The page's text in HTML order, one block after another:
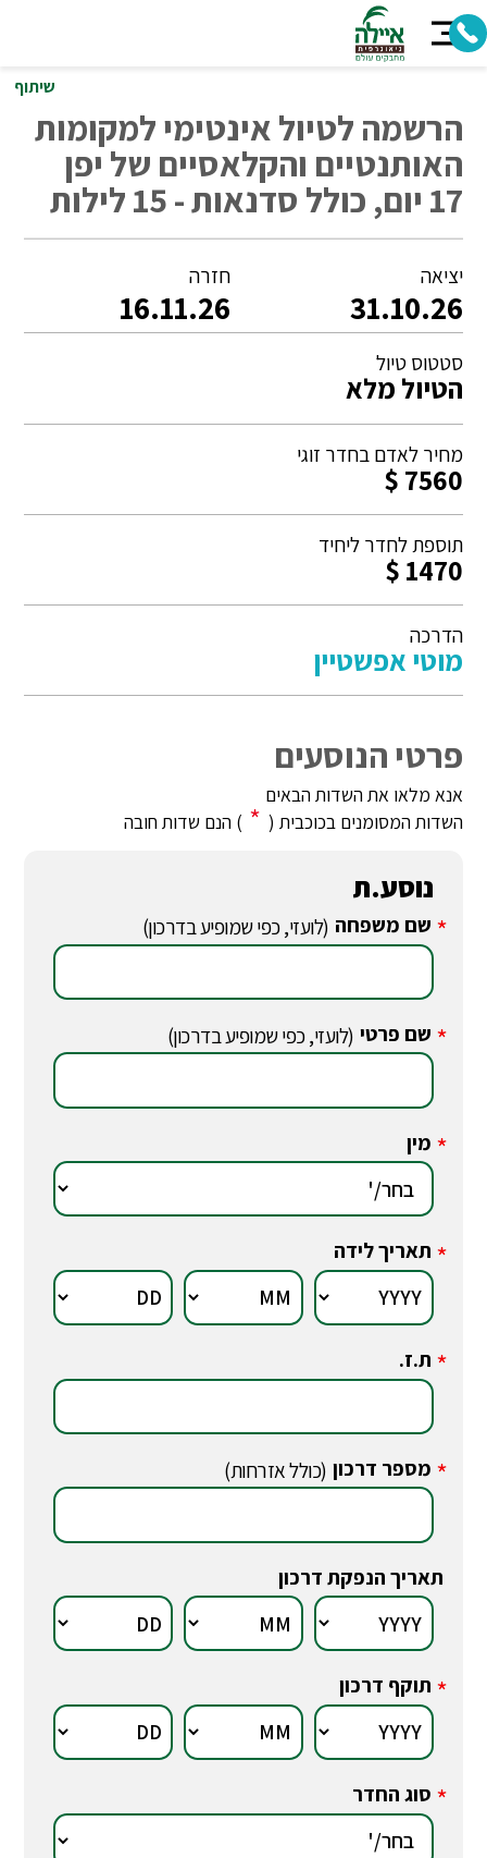
שיתוף
הרשמה לטיול אינטימי למקומות
האותנטיים והקלאסיים של יפן
17 יום, כולל סדנאות - 15 לילות
יציאה
31.10.26
חזרה
16.11.26
סטטוס טיול
הטיול מלא
מחיר לאדם בחדר זוגי
7560 $
תוספת לחדר ליחיד
1470 $
הדרכה
מוטי אפשטיין
פרטי הנוסעים
אנא מלאו את השדות הבאים
השדות המסומנים בכוכבית ( * ) הנם שדות חובה
נוסע.ת
* שם משפחה (לועזי, כפי שמופיע בדרכון)
* שם פרטי (לועזי, כפי שמופיע בדרכון)
* מין
* תאריך לידה
* ת.ז.
* מספר דרכון (כולל אזרחות)
תאריך הנפקת דרכון
* תוקף דרכון
* סוג החדר